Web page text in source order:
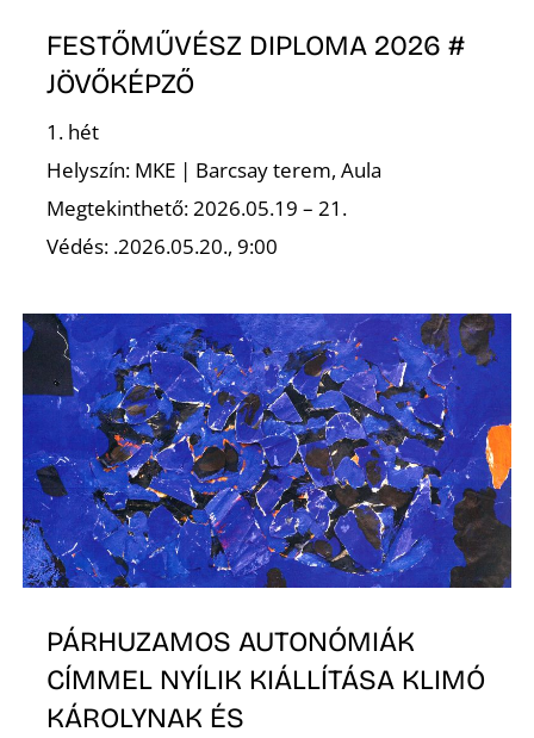
FESTŐMŰVÉSZ DIPLOMA 2026 #
JÖVŐKÉPZŐ
1. hét
Helyszín: MKE | Barcsay terem, Aula
Megtekinthető: 2026.05.19 – 21.
Védés: .2026.05.20., 9:00
PÁRHUZAMOS AUTONÓMIÁK
CÍMMEL NYÍLIK KIÁLLÍTÁSA KLIMÓ
KÁROLYNAK ÉS